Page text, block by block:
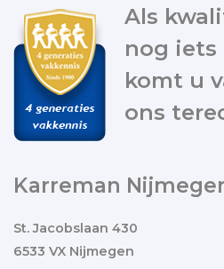
Als
nog iets
komt u
ons
Karreman
St. Jacobslaan 430
6533 VX Nijmegen